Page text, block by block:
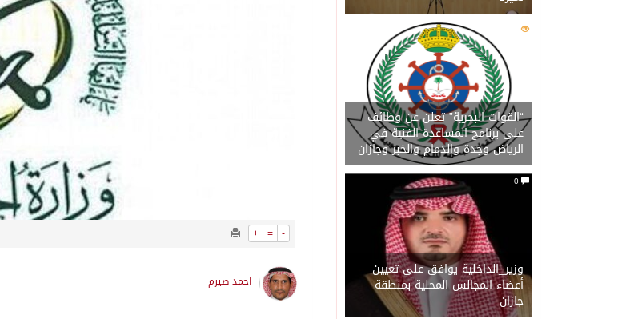
06/08/2026القبض على مواطن لنقله (11) مخالفًا لنظام أمن الحدود بمنطقة جازان
202
“القوات البحرية” تعلن عن وظائف
على برنامج المساعدة الفنية في
الرياض وجدة والدمام والخبر وجازان
وزير_الداخلية يوافق على تعيين
أعضاء المجالس المحلية بمنطقة
جازان
+ = -
احمد صيرم